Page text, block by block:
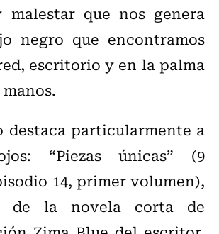
que nos genera
negro que encontramos
escritorio y en la palma
destaca particularmente a
“Piezas únicas” (9
14, primer volumen),
de la novela corta de